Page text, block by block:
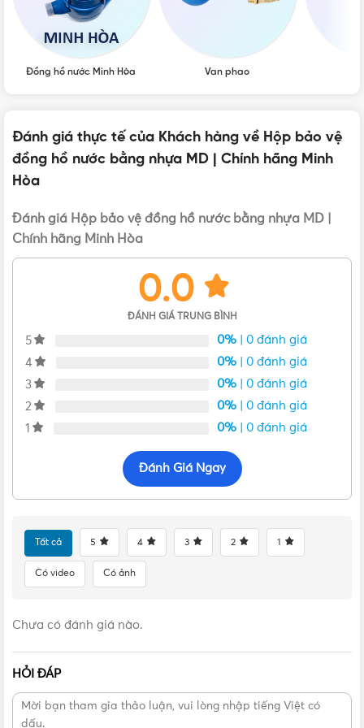
Liên hệ mua Hộp bảo vệ đồng hồ nước bằng nhựa
MD | Chính hãng Minh Hòa Chính hãng, Giá tốt,
Uy tín
Vui lòng liên hệ Vật Tư 365 theo các kênh bên dưới để được
tư vấn mua sản phẩm Hộp bảo vệ đồng hồ nước bằng
nhựa MD | Chính hãng Minh Hòa chính hãng với giá tốt
Hotline:
Email: cskh@vattu365.com
Đồng hồ nước Minh Hòa Van phao
Đánh giá thực tế của Khách hàng về Hộp bảo vệ
đồng hồ nước bằng nhựa MD | Chính hãng Minh
Hòa
Đánh giá Hộp bảo vệ đồng hồ nước bằng nhựa MD |
Chính hãng Minh Hòa
0.0
ĐÁNH GIÁ TRUNG BÌNH
5 0% | 0 đánh giá
4
0% | 0 đánh giá
3
0% | 0 đánh giá
2
0% | 0 đánh giá
1
0% | 0 đánh giá
Đánh Giá Ngay
Tất cả 5 4 3 2 1
Có video Có ảnh
Chưa có đánh giá nào.
HỎI ĐÁP